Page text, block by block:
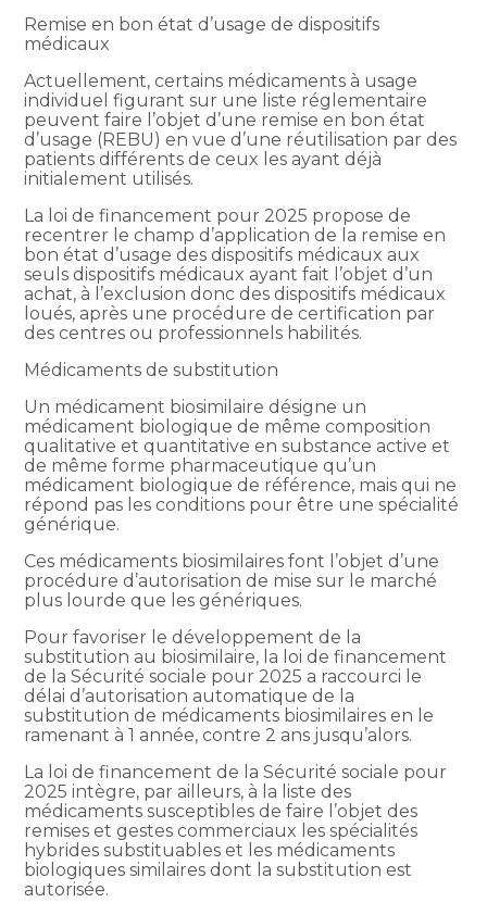
Remise en bon état d’usage de dispositifs
médicaux
Actuellement, certains médicaments à usage
individuel figurant sur une liste réglementaire
peuvent faire l’objet d’une remise en bon état
d’usage (REBU) en vue d’une réutilisation par des
patients différents de ceux les ayant déjà
initialement utilisés.
La loi de financement pour 2025 propose de
recentrer le champ d’application de la remise en
bon état d’usage des dispositifs médicaux aux
seuls dispositifs médicaux ayant fait l’objet d’un
achat, à l’exclusion donc des dispositifs médicaux
loués, après une procédure de certification par
des centres ou professionnels habilités.
Médicaments de substitution
Un médicament biosimilaire désigne un
médicament biologique de même composition
qualitative et quantitative en substance active et
de même forme pharmaceutique qu’un
médicament biologique de référence, mais qui ne
répond pas les conditions pour être une spécialité
générique.
Ces médicaments biosimilaires font l’objet d’une
procédure d’autorisation de mise sur le marché
plus lourde que les génériques.
Pour favoriser le développement de la
substitution au biosimilaire, la loi de financement
de la Sécurité sociale pour 2025 a raccourci le
délai d’autorisation automatique de la
substitution de médicaments biosimilaires en le
ramenant à 1 année, contre 2 ans jusqu’alors.
La loi de financement de la Sécurité sociale pour
2025 intègre, par ailleurs, à la liste des
médicaments susceptibles de faire l’objet des
remises et gestes commerciaux les spécialités
hybrides substituables et les médicaments
biologiques similaires dont la substitution est
autorisée.